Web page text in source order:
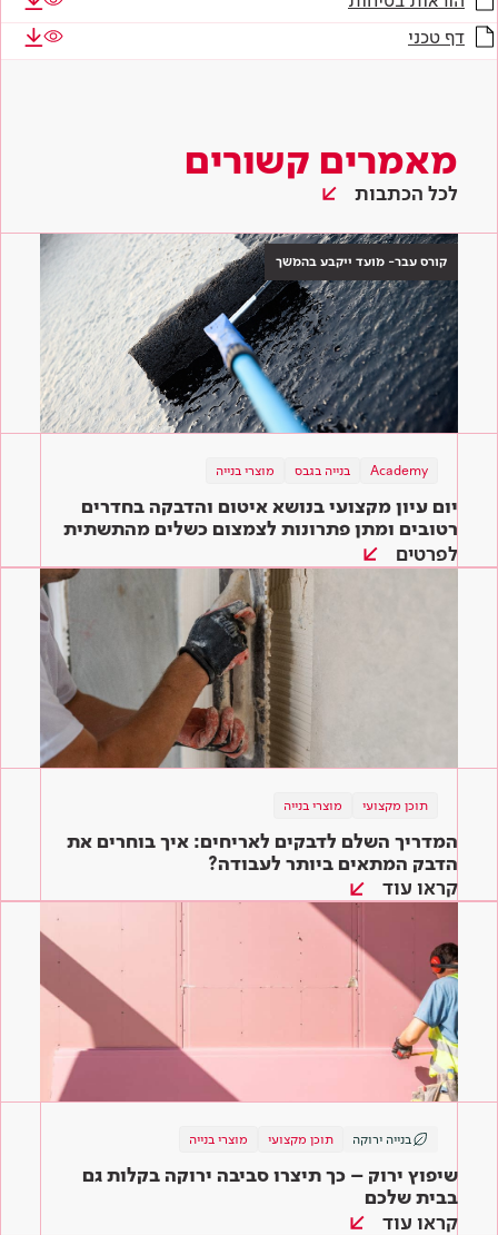
דף טכני
מאמרים קשורים
לכל הכתבות
קורס עבר- מועד ייקבע בהמשך
Academy בנייה בגבס מוצרי בנייה
יום עיון מקצועי בנושא איטום והדבקה בחדרים
רטובים ומתן פתרונות לצמצום כשלים מהתשתית
ועד הגמר
לפרטים
תוכן מקצועי מוצרי בנייה
המדריך השלם לדבקים לאריחים: איך בוחרים את
הדבק המתאים ביותר לעבודה?
קראו עוד
בנייה ירוקה תוכן מקצועי מוצרי בנייה
שיפוץ ירוק – כך תיצרו סביבה ירוקה בקלות גם
בבית שלכם
קראו עוד